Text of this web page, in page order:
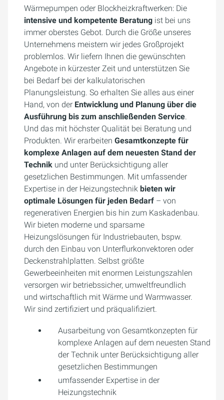
Wärmepumpen oder Blockheizkraftwerken: Die
intensive und kompetente Beratung ist bei uns
immer oberstes Gebot. Durch die Größe unseres
Unternehmens meistern wir jedes Großprojekt
problemlos. Wir liefern Ihnen die gewünschten
Angebote in kürzester Zeit und unterstützen Sie
bei Bedarf bei der kalkulatorischen
Planungsleistung. So erhalten Sie alles aus einer
Hand, von der Entwicklung und Planung über die
Ausführung bis zum anschließenden Service
Und das mit höchster Qualität bei Beratung und
Produkten. Wir erarbeiten Gesamtkonzepte für
komplexe Anlagen auf dem neuesten Stand der
Technik und unter Berücksichtigung aller
gesetzlichen Bestimmungen. Mit umfassender
Expertise in der Heizungstechnik bieten wir
optimale Lösungen für jeden Bedarf – von
regenerativen Energien bis hin zum Kaskadenbau.
Wir bieten moderne und sparsame
Heizungslösungen für Industriebauten, bspw.
durch den Einbau von Unterflurkonvektoren oder
Deckenstrahlplatten. Selbst größte
Gewerbeeinheiten mit enormen Leistungszahlen
versorgen wir betriebssicher, umweltfreundlich
und wirtschaftlich mit Wärme und Warmwasser.
Wir sind zertifiziert und präqualifiziert.
Ausarbeitung von Gesamtkonzepten für
komplexe Anlagen auf dem neuesten Stand
der Technik unter Berücksichtigung aller
gesetzlichen Bestimmungen
umfassender Expertise in der
Heizungstechnik